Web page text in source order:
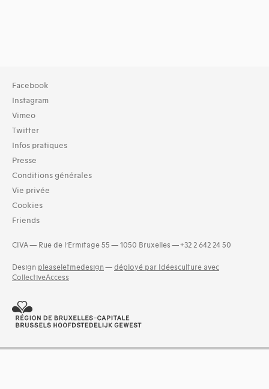
Facebook
Instagram
Vimeo
Twitter
Infos pratiques
Presse
Conditions générales
Vie privée
Cookies
Friends
CIVA — Rue de l’Ermitage 55 — 1050 Bruxelles — +32 2 642 24 50
Design pleaseletmedesign — déployé par Idéesculture avec
CollectiveAccess